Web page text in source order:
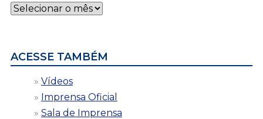
Notícias
por
ACESSE TAMBÉM
Vídeos
Imprensa Oficial
Sala de Imprensa